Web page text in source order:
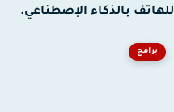
بالذكاء الإصطناعي.
برامج